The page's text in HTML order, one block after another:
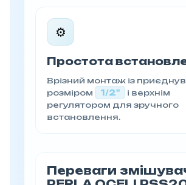
⚙️
Простота
Врізний монтаж із
розміром
1/2"
і верхнім
регулятором для зручного
встановлення.
Переваги